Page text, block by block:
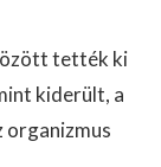
tették ki
kiderült, a
organizmus